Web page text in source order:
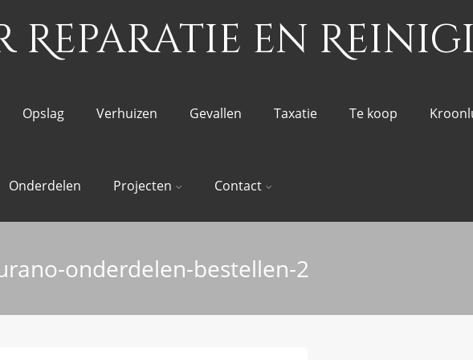
en
Opslag Verhuizen Gevallen Taxatie Te koop
Onderdelen Projecten Contact
onderdelen-bestellen-2